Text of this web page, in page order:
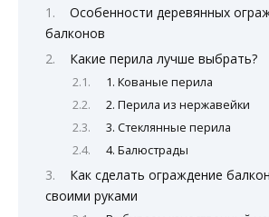
Особенности деревянных
балконов
Какие перила лучше выбрать?
1. Кованые перила
2. Перила из нержавейки
3. Стеклянные перила
4. Балюстрады
Как сделать ограждение
своими руками